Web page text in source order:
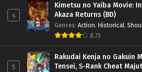
4
Kimetsu no Yaiba Movie:
Akaza Returns (BD)
Genres: Action, Historical,
8.73
5
Rakudai Kenja no Gakuin
Tensei, S-Rank Cheat